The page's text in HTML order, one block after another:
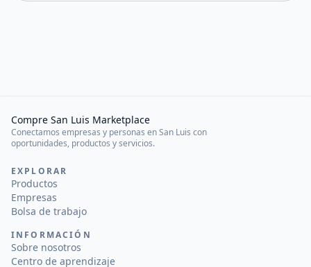
Compre San Luis Marketplace
Conectamos empresas y personas en San Luis con
oportunidades, productos y servicios.
EXPLORAR
Productos
Empresas
Bolsa de trabajo
INFORMACIÓN
Sobre nosotros
Centro de aprendizaje